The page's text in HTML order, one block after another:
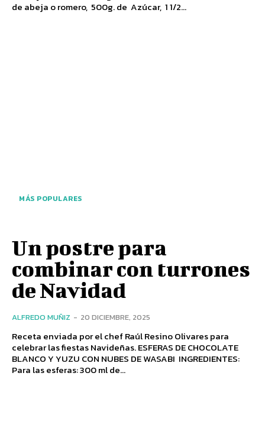
de abeja o romero, 500g. de Azúcar, 1 1/2...
MÁS POPULARES
Un postre para
combinar con turrones
de Navidad
ALFREDO MUÑIZ - 20 DICIEMBRE, 2025
Receta enviada por el chef Raúl Resino Olivares para
celebrar las fiestas Navideñas. ESFERAS DE CHOCOLATE
BLANCO Y YUZU CON NUBES DE WASABI INGREDIENTES:
Para las esferas: 300 ml de...